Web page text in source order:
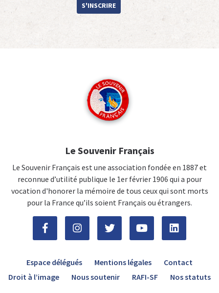
S'INSCRIRE
Le Souvenir Français
Le Souvenir Français est une association fondée en 1887 et
reconnue d’utilité publique le 1er février 1906 qui a pour
vocation d'honorer la mémoire de tous ceux qui sont morts
pour la France qu’ils soient Français ou étrangers.
Espace délégués Mentions légales
Contact
Droit à l’image
Nous soutenir RAFI-SF Nos statuts